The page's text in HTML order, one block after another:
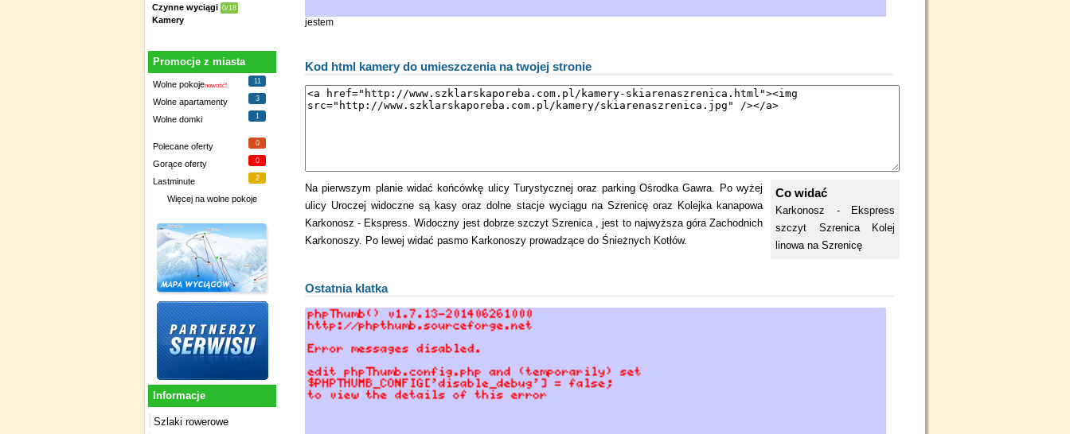
Czynne wyciągi 0/18
Kamery
Promocje z miasta
Wolne pokojenowość!
11
Wolne apartamenty 3
Wolne domki 1
Polecane oferty 0
Gorące oferty 0
Lastminute 2
Więcej na wolne pokoje
Informacje
Szlaki rowerowe
jestem
Kod html kamery do umieszczenia na twojej stronie
Co widać
Karkonosz - Ekspress
szczyt Szrenica
Kolej
linowa na Szrenicę
Na pierwszym planie widać końcówkę ulicy Turystycznej oraz parking Ośrodka Gawra. Po wyżej
ulicy Uroczej widoczne są kasy oraz dolne stacje wyciągu na Szrenicę oraz Kolejka kanapowa
Karkonosz - Ekspress. Widoczny jest dobrze szczyt Szrenica , jest to najwyższa góra Zachodnich
Karkonoszy. Po lewej widać pasmo Karkonoszy prowadzące do Śnieżnych Kotłów.
Ostatnia klatka